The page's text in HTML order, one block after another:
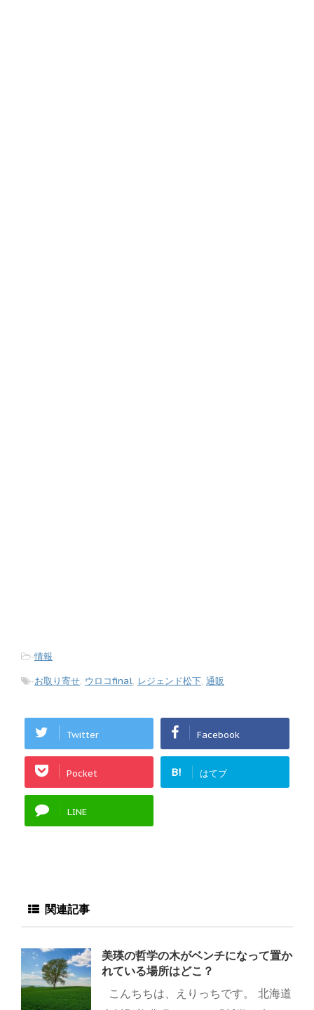
-情報
-お取り寄せ, ウロコfinal, レジェンド松下, 通販
Twitter Facebook
Pocket B! はてブ
LINE
関連記事
美瑛の哲学の木がベンチになって置か
れている場所はどこ？
こんちちは、えりっちです。 北海道